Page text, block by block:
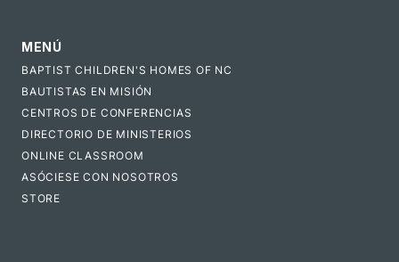
MENÚ
BAPTIST CHILDREN'S HOMES OF NC
BAUTISTAS EN MISIÓN
CENTROS DE CONFERENCIAS
DIRECTORIO DE MINISTERIOS
ONLINE CLASSROOM
ASÓCIESE CON NOSOTROS
STORE